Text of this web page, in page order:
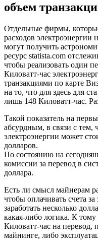
объем
Отдельные фирмы,
расходов
могут получить
ресурс statista.com
чтобы реализовать один
Киловатт-час
транзакциями по карте
на то, что для здесь для
лишь 148 Киловатт-час.
Такой показатель на
абсурдным, в связи с тем,
электроэнергии может
долларов.
По состоянию на
комиссии за перевод в
доллара.
Есть ли смысл майнерам
чтобы оплачивать счета
заработать несколько
какая-либо логика. К
Киловатт-час на
майнинге, либо